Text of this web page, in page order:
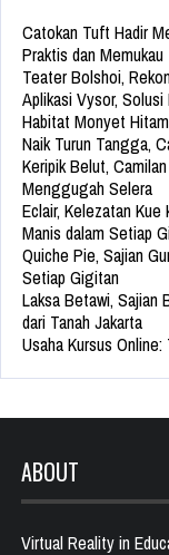
Catokan Tuft Hadir
Praktis dan Memukau
Teater Bolshoi,
Aplikasi Vysor,
Habitat Monyet
Naik Turun Tangga,
Keripik Belut,
Menggugah Selera
Eclair, Kelezatan
Manis dalam Setiap
Quiche Pie, Sajian
Setiap Gigitan
Laksa Betawi, Sajian
dari Tanah Jakarta
Usaha Kursus
ABOUT
Virtual Reality in